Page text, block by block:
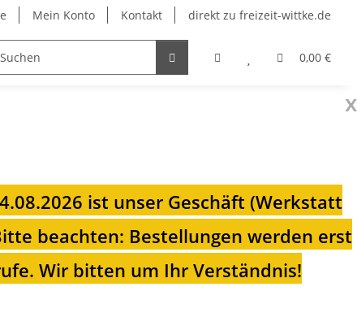
Mein Konto Kontakt direkt zu freizeit-wittke.de
0,00 €
Heizungen für Ihren
x
ist unser Geschäft (Werkstatt
beachten: Bestellungen werden erst
Wir bitten um Ihr Verständnis!